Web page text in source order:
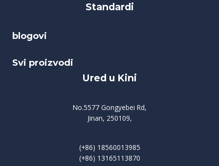
Standardi
blogovi
Svi proizvodi
Ured u Kini
No.5577 Gongyebei Rd,
Jinan, 250109,
(+86) 18560013985
(+86) 13165113870